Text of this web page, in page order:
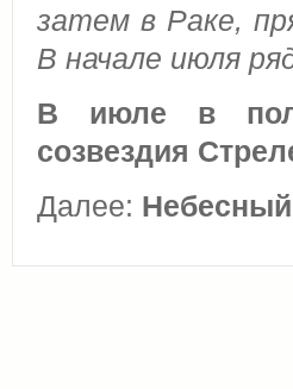
затем в Раке,
В начале июля
В июле в
созвездия
Далее: Небесный